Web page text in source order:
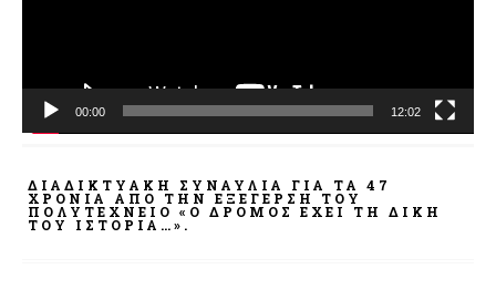
00:00 12:02
ΔΙΑΔΙΚΤΥΑΚΉ ΣΥΝΑΥΛΊΑ ΓΙΑ ΤΑ 47
ΧΡΌΝΙΑ ΑΠΌ ΤΗΝ ΕΞΈΓΕΡΣΗ ΤΟΥ
ΠΟΛΥΤΕΧΝΕΊΟ «Ο ΔΡΌΜΟΣ ΈΧΕΙ ΤΗ ΔΙΚΉ
ΤΟΥ ΙΣΤΟΡΊΑ…».